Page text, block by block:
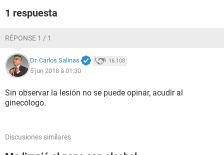
1 respuesta
RÉPONSE 1 / 1
Dr. Carlos Salinas 16.108
5 jun 2018 à 01:30
Sin observar la lesión no se puede opinar, acudir al
ginecólogo.
Discusiones similares